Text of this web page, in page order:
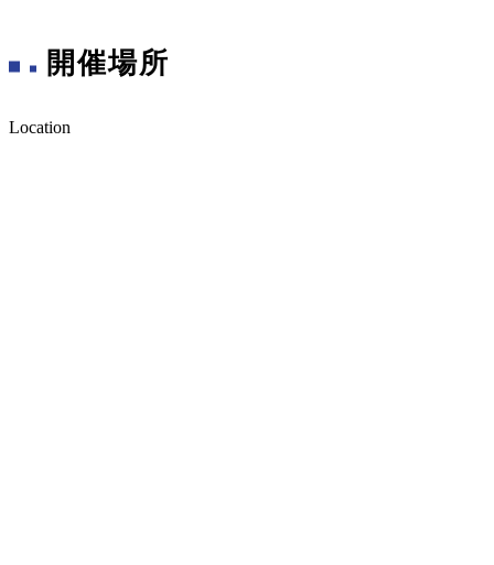
開催場所
Location